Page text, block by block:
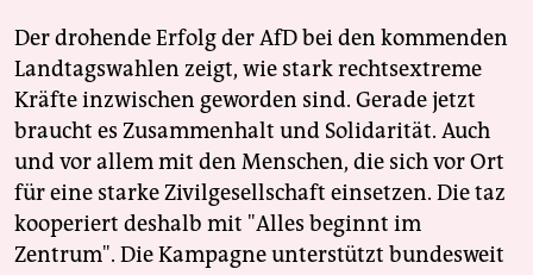
Der drohende Erfolg der AfD bei den kommenden
Landtagswahlen zeigt, wie stark rechtsextreme
Kräfte inzwischen geworden sind. Gerade jetzt
braucht es Zusammenhalt und Solidarität. Auch
und vor allem mit den Menschen, die sich vor Ort
für eine starke Zivilgesellschaft einsetzen. Die taz
kooperiert deshalb mit "Alles beginnt im
Zentrum". Die Kampagne unterstützt bundesweit